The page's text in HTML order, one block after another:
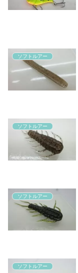
ソフトルアー
ソフトルアー
ソフトルアー
ソフトルアー